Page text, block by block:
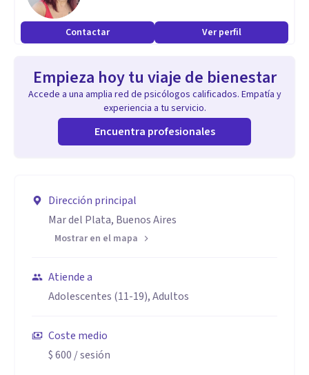
Contactar Ver perfil
Empieza hoy tu viaje de bienestar
Accede a una amplia red de psicólogos calificados. Empatía y
experiencia a tu servicio.
Encuentra profesionales
Dirección principal
Mar del Plata, Buenos Aires
Mostrar en el mapa
Atiende a
Adolescentes (11-19), Adultos
Coste medio
$ 600 / sesión